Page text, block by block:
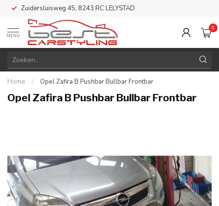
Zuidersluisweg 45, 8243 RC LELYSTAD
MENU
0
Home / Opel Zafira B Pushbar Bullbar Frontbar
Opel Zafira B Pushbar Bullbar Frontbar